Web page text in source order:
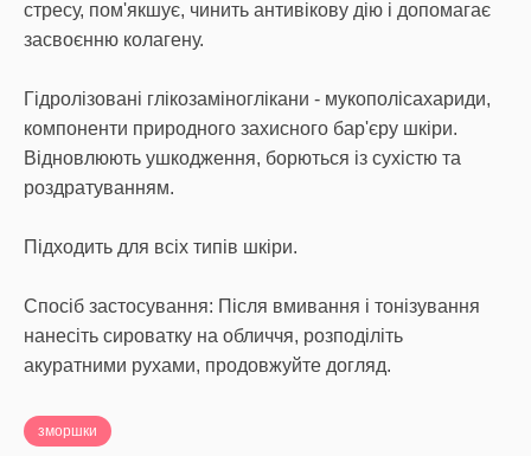
стресу, пом'якшує, чинить антивікову дію і допомагає
засвоєнню колагену.
Гідролізовані глікозаміноглікани - мукополісахариди,
компоненти природного захисного бар'єру шкіри.
Відновлюють ушкодження, борються із сухістю та
роздратуванням.
Підходить для всіх типів шкіри.
Спосіб застосування: Після вмивання і тонізування
нанесіть сироватку на обличчя, розподіліть
акуратними рухами, продовжуйте догляд.
зморшки